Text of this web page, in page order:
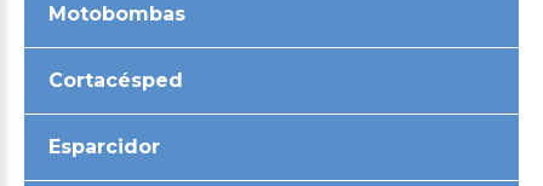
Motobombas
Cortacésped
Esparcidor